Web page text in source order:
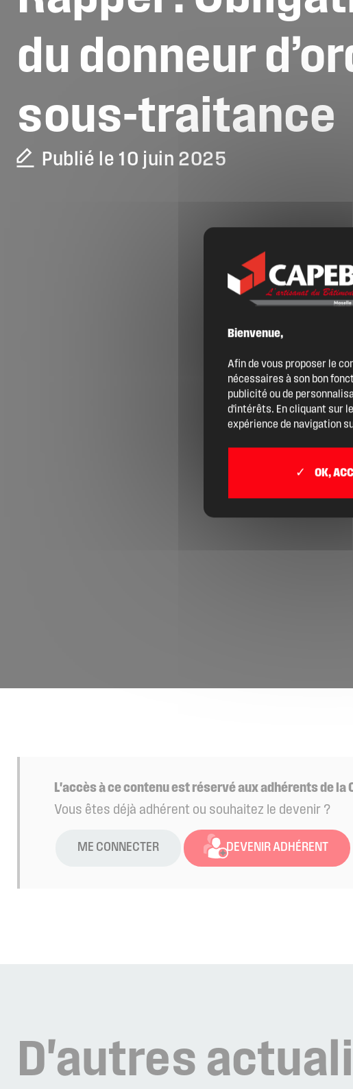
Nos services
Actualités
Boîte à outils
Boutique
du donneur
sous-traitance
Publié le 10 juin 2025
L'accès à ce contenu est réservé aux adhérents de la
Vous êtes déjà adhérent ou souhaitez le devenir ?
ME CONNECTER DEVENIR ADHÉRENT
D'autres
Bienvenue,
Afin de vous proposer le
nécessaires à son bon
publicité ou de
d'intérêts. En cliquant sur
expérience de navigation
OK,